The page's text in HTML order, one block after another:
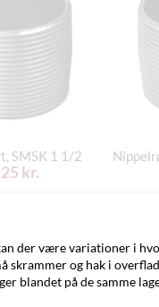
SMSK 1 1/2
kr.
der være variationer i
skrammer og hak i
blandet på de samme